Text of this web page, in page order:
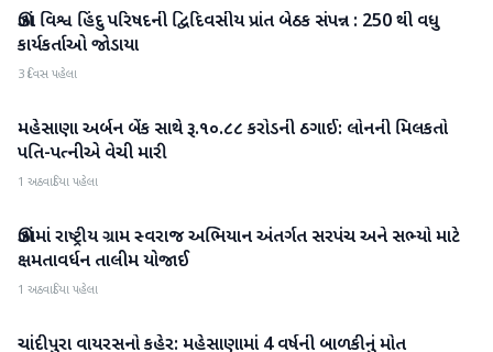
મહેસાણા
ઊંઝા વિશ્વ હિંદુ પરિષદની દ્વિદિવસીય પ્રાંત બેઠક સંપન્ન : 250 થી વધુ
કાર્યકર્તાઓ જોડાયા
3 દિવસ પહેલા
મહેસાણા
મહેસાણા અર્બન બેંક સાથે રૂ.૧૦.૮૮ કરોડની ઠગાઈ: લોનની મિલકતો
પતિ-પત્નીએ વેચી મારી
1 અઠવાડિયા પહેલા
મહેસાણા
ઊંઝામાં રાષ્ટ્રીય ગ્રામ સ્વરાજ અભિયાન અંતર્ગત સરપંચ અને સભ્યો માટે
ક્ષમતાવર્ધન તાલીમ યોજાઈ
1 અઠવાડિયા પહેલા
મહેસાણા
ચાંદીપુરા વાયરસનો કહેર: મહેસાણામાં 4 વર્ષની બાળકીનું મોત